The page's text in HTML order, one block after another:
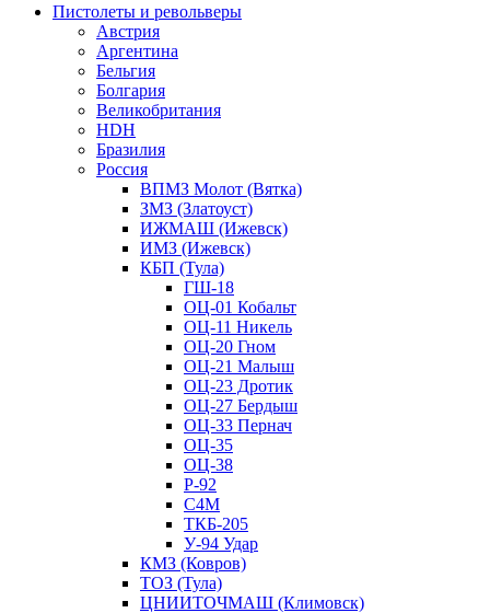
Пистолеты и револьверы
Австрия
Аргентина
Бельгия
Болгария
Великобритания
HDH
Бразилия
Россия
ВПМЗ Молот (Вятка)
ЗМЗ (Златоуст)
ИЖМАШ (Ижевск)
ИМЗ (Ижевск)
КБП (Тула)
ГШ-18
ОЦ-01 Кобальт
ОЦ-11 Никель
ОЦ-20 Гном
ОЦ-21 Малыш
ОЦ-23 Дротик
ОЦ-27 Бердыш
ОЦ-33 Пернач
ОЦ-35
ОЦ-38
Р-92
С4М
ТКБ-205
У-94 Удар
КМЗ (Ковров)
ТОЗ (Тула)
ЦНИИТОЧМАШ (Климовск)